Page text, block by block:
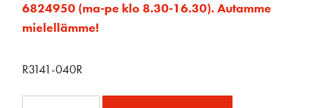
6824950 (ma-pe klo 8.30-16.30). Autamme
mielellämme!
R3141-040R